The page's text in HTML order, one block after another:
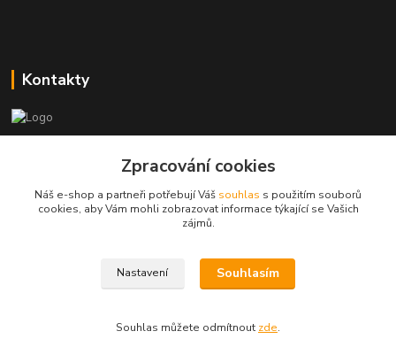
Kontakty
+420773237626
popisekhk@gmail.com
Zpracování cookies
Náš e-shop a partneři potřebují Váš souhlas s použitím souborů
cookies, aby Vám mohli zobrazovat informace týkající se Vašich
zájmů.
Nastavení Souhlasím
Souhlas můžete odmítnout zde.